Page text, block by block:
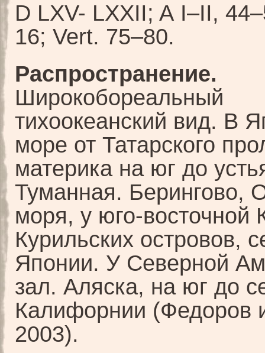
D LXV- LXXII; A I–II,
16; Vert. 75–80.
Распространение.
Широкобореальный
тихоокеанский вид. В
море от Татарского
материка на юг до
Туманная. Берингово,
моря, у юго-восточной
Курильских островов,
Японии. У Северной
зал. Аляска, на юг до
Калифорнии (Федоров
2003).